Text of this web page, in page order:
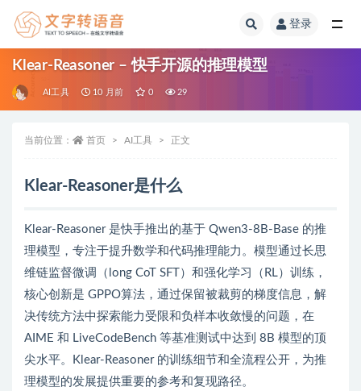
登录
Klear-Reasoner – 快手开源的推理模型
AI工具 10 月前 0 29
当前位置： 首页 AI工具 正文
Klear-Reasoner是什么
Klear-Reasoner 是快手推出的基于 Qwen3-8B-Base 的推
理模型，专注于提升数学和代码推理能力。模型通过长思
维链监督微调（long CoT SFT）和强化学习（RL）训练，
核心创新是 GPPO算法，通过保留被裁剪的梯度信息，解
决传统方法中探索能力受限和负样本收敛慢的问题，在
AIME 和 LiveCodeBench 等基准测试中达到 8B 模型的顶
尖水平。Klear-Reasoner 的训练细节和全流程公开，为推
理模型的发展提供重要的参考和复现路径。